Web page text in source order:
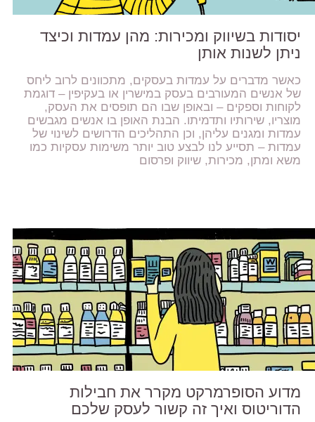
יסודות בשיווק ומכירות: מהן עמדות וכיצד
ניתן לשנות אותן
כאשר מדברים על עמדות בעסקים, מתכוונים לרוב ליחס
של אנשים המעורבים בעסק במישרין או בעקיפין – דוגמת
לקוחות וספקים – ובאופן שבו הם תופסים את העסק,
מוצריו, שירותיו ותדמיתו. הבנת האופן בו אנשים מגבשים
עמדות ומגנים עליהן, וכן התהליכים הדרושים לשינוי של
עמדות – תסייע לנו לבצע טוב יותר משימות עסקיות כמו
משא ומתן, מכירות, שיווק ופרסום
מדוע הסופרמרקט מקרר את חבילות
הדוריטוס ואיך זה קשור לעסק שלכם